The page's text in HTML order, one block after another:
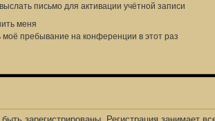
письмо для активации учётной записи
меня
моё пребывание на конференции в этот раз